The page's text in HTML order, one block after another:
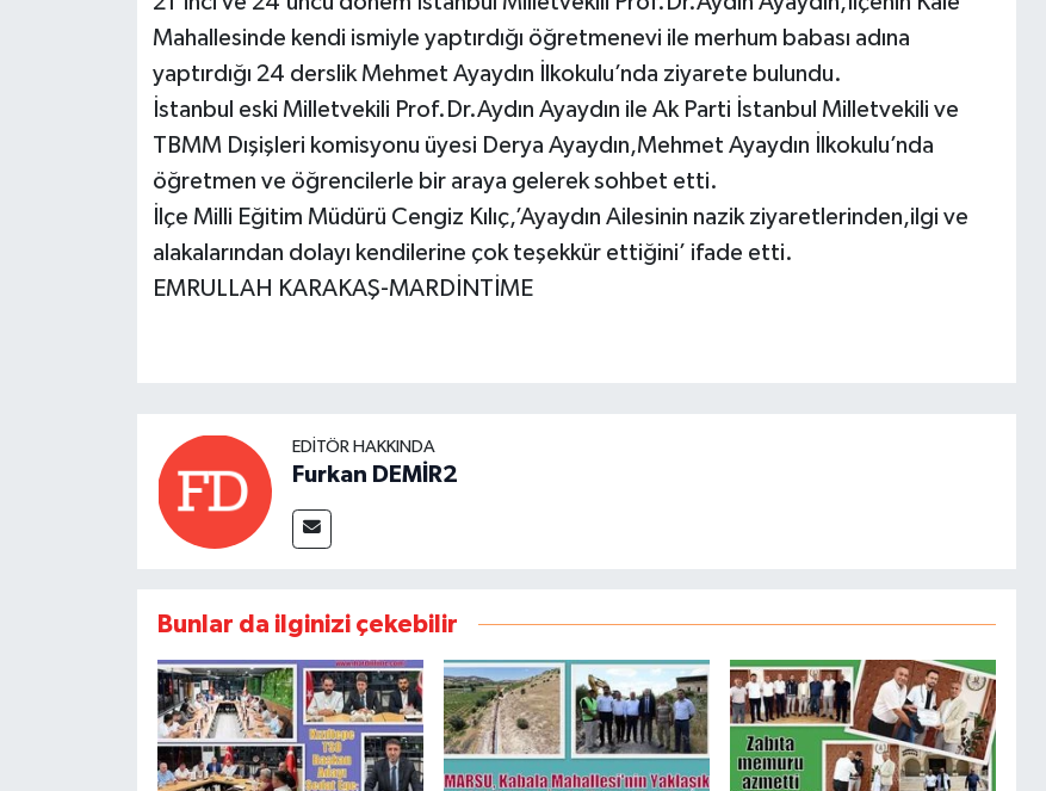
Mahallesinde kendi ismiyle yaptırdığı öğretmenevi ile merhum babası adına
yaptırdığı 24 derslik Mehmet Ayaydın İlkokulu’nda ziyarete bulundu.
İstanbul eski Milletvekili Prof.Dr.Aydın Ayaydın ile Ak Parti İstanbul Milletvekili ve
TBMM Dışişleri komisyonu üyesi Derya Ayaydın,Mehmet Ayaydın İlkokulu’nda
öğretmen ve öğrencilerle bir araya gelerek sohbet etti.
İlçe Milli Eğitim Müdürü Cengiz Kılıç,’Ayaydın Ailesinin nazik ziyaretlerinden,ilgi ve
alakalarından dolayı kendilerine çok teşekkür ettiğini’ ifade etti.
EMRULLAH KARAKAŞ-MARDİNTİME
EDITÖR HAKKINDA
Furkan DEMİR2
Bunlar da ilginizi çekebilir